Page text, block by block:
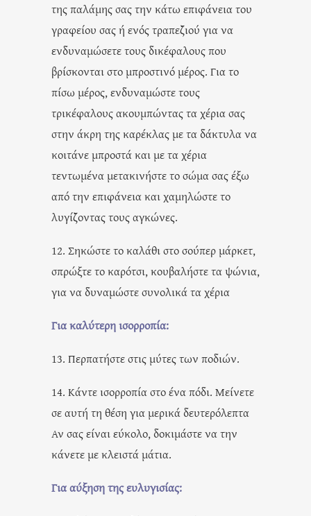
της παλάμης σας την κάτω επιφάνεια του
γραφείου σας ή ενός τραπεζιού για να
ενδυναμώσετε τους δικέφαλους που
βρίσκονται στο μπροστινό μέρος. Για το
πίσω μέρος, ενδυναμώστε τους
τρικέφαλους ακουμπώντας τα χέρια σας
στην άκρη της καρέκλας με τα δάκτυλα να
κοιτάνε μπροστά και με τα χέρια
τεντωμένα μετακινήστε το σώμα σας έξω
από την επιφάνεια και χαμηλώστε το
λυγίζοντας τους αγκώνες.
12. Σηκώστε το καλάθι στο σούπερ μάρκετ,
σπρώξτε το καρότσι, κουβαλήστε τα ψώνια,
για να δυναμώστε συνολικά τα χέρια
Για καλύτερη ισορροπία:
13. Περπατήστε στις μύτες των ποδιών.
14. Κάντε ισορροπία στο ένα πόδι. Μείνετε
σε αυτή τη θέση για μερικά δευτερόλεπτα
Αν σας είναι εύκολο, δοκιμάστε να την
κάνετε με κλειστά μάτια.
Για αύξηση της ευλυγισίας: